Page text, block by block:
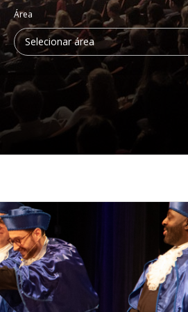
Adolfo
Área